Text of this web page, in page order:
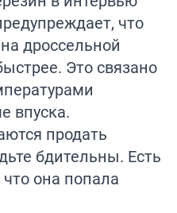
, что
дроссельной
Это связано
впуска.
продать
бдительны. Есть
она попала